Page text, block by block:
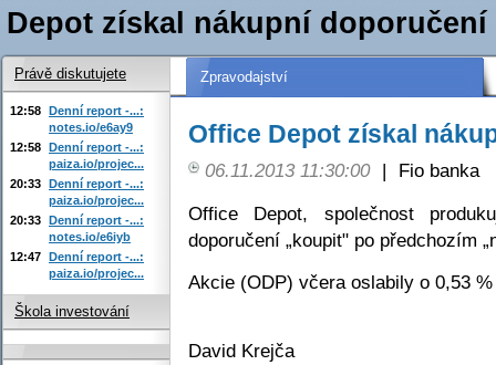
Depot získal nákupní doporučení
Zpravodajství
Office Depot získal
06.11.2013 11:30:00 |
Fio banka
Office Depot, společnost
doporučení „koupit" po předchozím
Akcie (ODP) včera oslabily o 0,53
David Krejča
Právě diskutujete
12:58 Denní report -...:
notes.io/e6ay9
12:58 Denní report -...:
paiza.io/projec...
20:33 Denní report -...:
paiza.io/projec...
20:33 Denní report -...:
notes.io/e6iyb
12:47 Denní report -...:
paiza.io/projec...
Škola investování